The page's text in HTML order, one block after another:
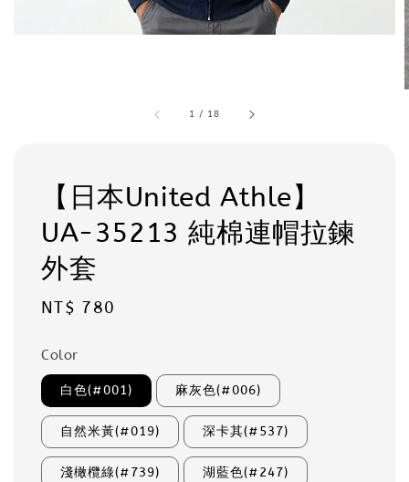
1 / 18
【日本United Athle】
UA-35213 純棉連帽拉鍊
外套
Regular
NT$ 780
Color
白色(#001) 麻灰色(#006)
自然米黃(#019) 深卡其(#537)
淺橄欖綠(#739) 湖藍色(#247)